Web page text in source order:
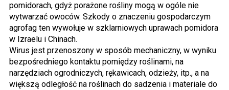
pomidorach, gdyż porażone rośliny mogą w ogóle nie
wytwarzać owoców. Szkody o znaczeniu gospodarczym
agrofag ten wywołuje w szklarniowych uprawach pomidora
w Izraelu i Chinach.
Wirus jest przenoszony w sposób mechaniczny, w wyniku
bezpośredniego kontaktu pomiędzy roślinami, na
narzędziach ogrodniczych, rękawicach, odzieży, itp., a na
większą odległość na roślinach do sadzenia i materiale do